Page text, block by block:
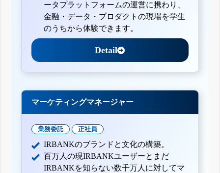
ータプラットフォームの運営に携わり、
金融・データ・プロダクトの現場を学生
のうちから体験できます。
Detail
マーケティングマネージャー
業務委託 正社員
IRBANKのブランドと文化の構築。
百万人の現IRBANKユーザーとまだ
IRBANKを知らない数千万人に対してマ